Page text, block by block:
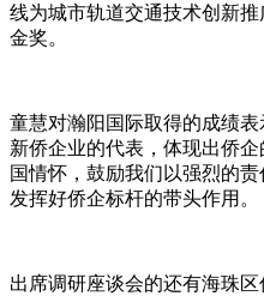
线为城市轨道交通技术创新
金奖。
童慧对瀚阳国际取得的成绩
新侨企业的代表，体现出侨
国情怀，鼓励我们以强烈的
发挥好侨企标杆的带头作用。
出席调研座谈会的还有海珠